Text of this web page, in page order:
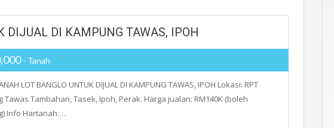
DIJUAL DI KAMPUNG TAWAS, IPOH
- Tanah
LOT BANGLO UNTUK DIJUAL DI KAMPUNG TAWAS, IPOH Lokasi: RPT
Tawas Tambahan, Tasek, Ipoh, Perak. Harga jualan: RM140K (boleh
Info Hartanah:…